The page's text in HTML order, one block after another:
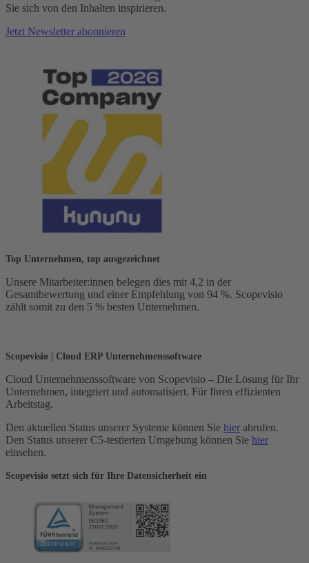
Sie sich von den Inhalten inspirieren.
Jetzt Newsletter abonnieren
Top Unternehmen, top ausgezeichnet
Unsere Mitarbeiter:innen belegen dies mit 4,2 in der
Gesamtbewertung und einer Empfehlung von 94 %. Scopevisio
zählt somit zu den 5 % besten Unternehmen.
Scopevisio | Cloud ERP Unternehmenssoftware
Cloud Unternehmenssoftware von Scopevisio – Die Lösung für Ihr
Unternehmen, integriert und automatisiert. Für Ihren effizienten
Arbeitstag.
Den aktuellen Status unserer Systeme können Sie hier abrufen.
Den Status unserer C5-testierten Umgebung können Sie hier
einsehen.
Scopevisio setzt sich für Ihre Datensicherheit ein